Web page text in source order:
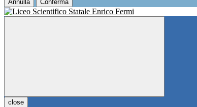
Annulla Conferma
close